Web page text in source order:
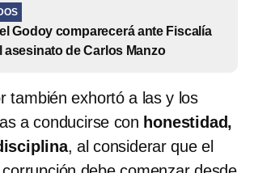
Godoy comparecerá ante Fiscalía
asesinato de Carlos Manzo
también exhortó a las y los
a conducirse con honestidad,
, al considerar que el